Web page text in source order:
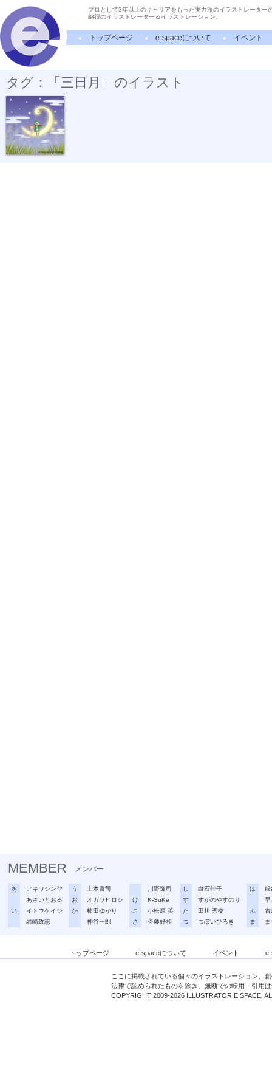
プロとして3年以上のキャリアをもった実力派のイラストレーター
納得のイラストレーター＆イラストレーション。
トップページ e-spaceについて イベント
タグ：「三日月」のイラスト
秋の夜長の虫...
MEMBER メンバー
あ
アキワシンヤ
あさいとおる
い
イトウケイジ
岩崎政志
う
上本眞司
お
オガワヒロシ
か
柿田ゆかり
神谷一郎
川野隆司
け
K-SuKe
こ
小松原 英
さ
斉藤好和
し
白石佳子
す
すがのやすのり
た
田川 秀樹
つ
つぼいひろき
は
早
ふ
古
ま
トップページ e-spaceについて イベント
ここに掲載されている個々のイラストレーション、
法律で認められたものを除き、無断での転用・引用
COPYRIGHT 2009-2026 ILLUSTRATOR E SPACE.